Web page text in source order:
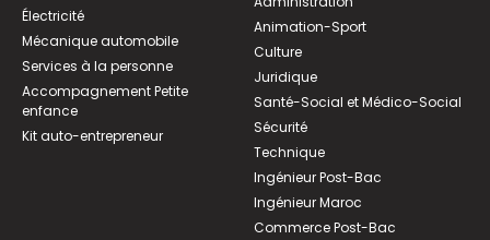
Électricité
Mécanique automobile
Services à la personne
Accompagnement Petite
enfance
Kit auto-entrepreneur
Animation-Sport
Culture
Juridique
Santé-Social et Médico-Social
Sécurité
Technique
Ingénieur Post-Bac
Ingénieur Maroc
Commerce Post-Bac